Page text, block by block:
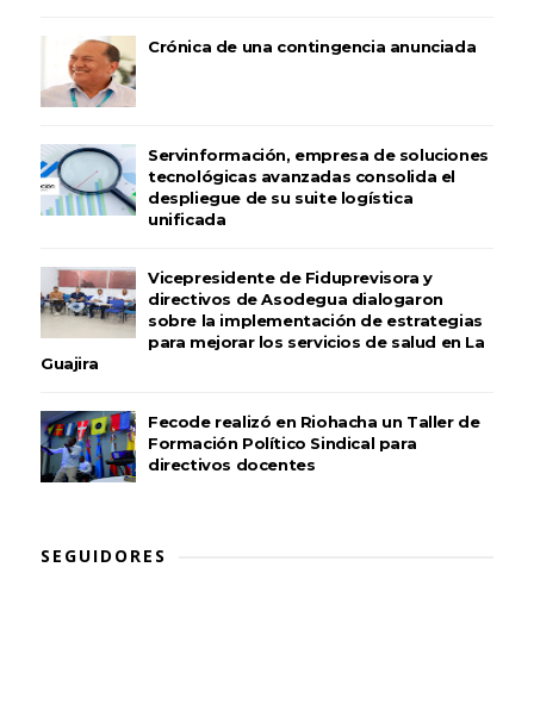
Crónica de una contingencia anunciada
Servinformación, empresa de soluciones
tecnológicas avanzadas consolida el
despliegue de su suite logística
unificada
Vicepresidente de Fiduprevisora y
directivos de Asodegua dialogaron
sobre la implementación de estrategias
para mejorar los servicios de salud en La
Guajira
Fecode realizó en Riohacha un Taller de
Formación Político Sindical para
directivos docentes
SEGUIDORES